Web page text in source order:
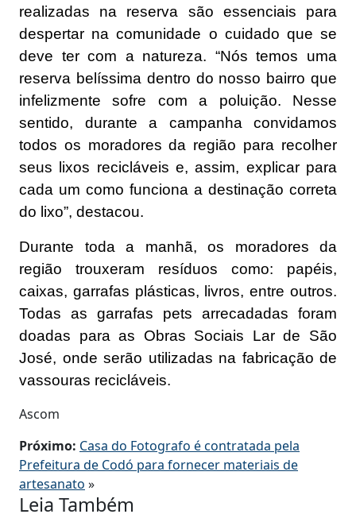
realizadas na reserva são essenciais para
despertar na comunidade o cuidado que se
deve ter com a natureza. “Nós temos uma
reserva belíssima dentro do nosso bairro que
infelizmente sofre com a poluição. Nesse
sentido, durante a campanha convidamos
todos os moradores da região para recolher
seus lixos recicláveis e, assim, explicar para
cada um como funciona a destinação correta
do lixo”, destacou.
Durante toda a manhã, os moradores da
região trouxeram resíduos como: papéis,
caixas, garrafas plásticas, livros, entre outros.
Todas as garrafas pets arrecadadas foram
doadas para as Obras Sociais Lar de São
José, onde serão utilizadas na fabricação de
vassouras recicláveis.
Ascom
Próximo: Casa do Fotografo é contratada pela
Prefeitura de Codó para fornecer materiais de
artesanato »
Leia Também